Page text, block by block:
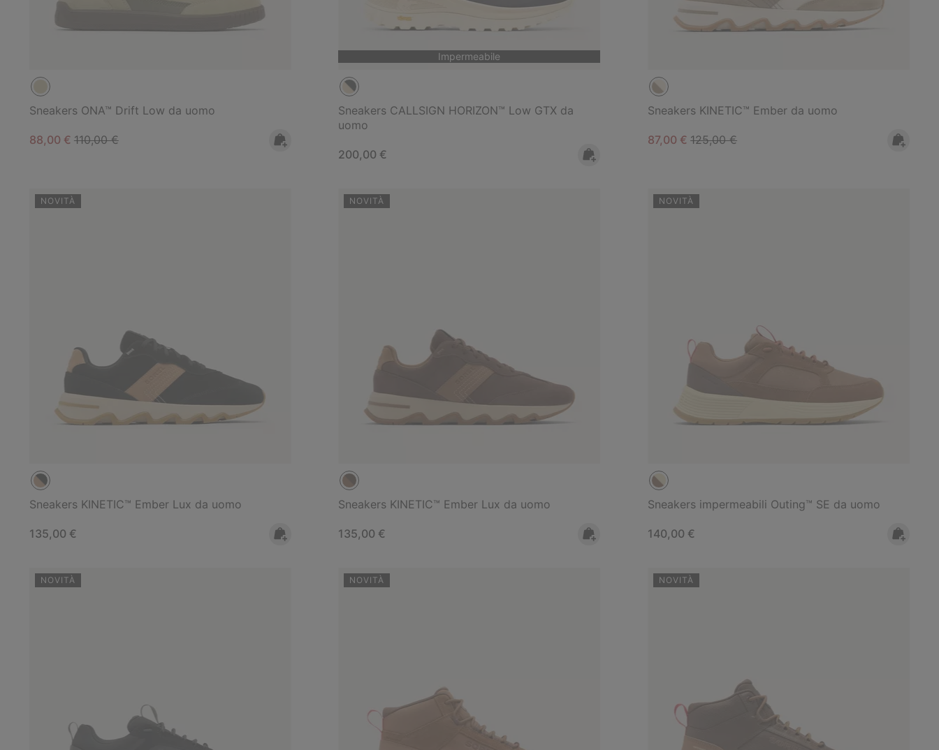
Sneakers ONA™ Drift Low da uomo
Sale price:
88,00 € Regular price:
110,00 €
Impermeabile
Sneakers CALLSIGN HORIZON™ Low GTX da
uomo
Regular price:
200,00 €
Sneakers KINETIC™ Ember da uomo
Sale price:
87,00 €Regular price:
125,00 €
NOVITÀ
Sneakers KINETIC™ Ember Lux da uomo
Regular price:
135,00 €
NOVITÀ
Sneakers KINETIC™ Ember Lux da uomo
Regular price:
135,00 €
NOVITÀ
Sneakers impermeabili Outing™ SE da uomo
Regular price:
140,00 €
NOVITÀ NOVITÀ NOVITÀ